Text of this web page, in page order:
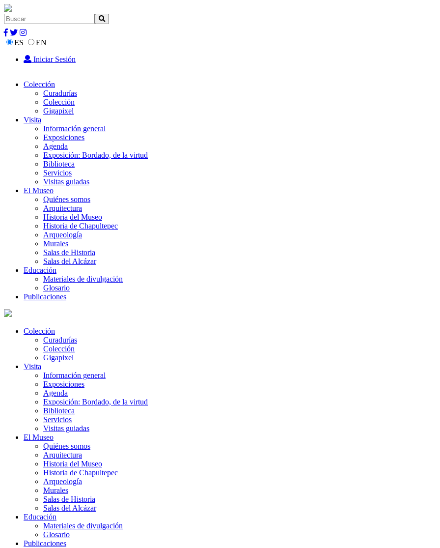
ES
EN
Iniciar Sesión
Colección
Curadurías
Colección
Gigapixel
Visita
Información general
Exposiciones
Agenda
Exposición: Bordado, de la virtud
Biblioteca
Servicios
Visitas guiadas
El Museo
Quiénes somos
Arquitectura
Historia del Museo
Historia de Chapultepec
Arqueología
Murales
Salas de Historia
Salas del Alcázar
Educación
Materiales de divulgación
Glosario
Publicaciones
Colección
Curadurías
Colección
Gigapixel
Visita
Información general
Exposiciones
Agenda
Exposición: Bordado, de la virtud
Biblioteca
Servicios
Visitas guiadas
El Museo
Quiénes somos
Arquitectura
Historia del Museo
Historia de Chapultepec
Arqueología
Murales
Salas de Historia
Salas del Alcázar
Educación
Materiales de divulgación
Glosario
Publicaciones